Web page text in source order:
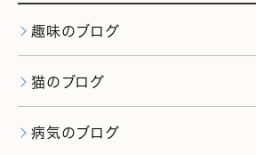
趣味のブログ
猫のブログ
病気のブログ